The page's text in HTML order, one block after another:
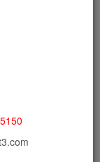
与违法、侵权
删除，违规后